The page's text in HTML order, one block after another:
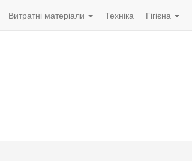
Витратні матеріали Техніка Гігієна